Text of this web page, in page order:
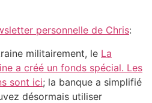
personnelle de Chris:
militairement, le La
a créé un fonds spécial. Les
sont ici; la banque a simplifié
désormais utiliser